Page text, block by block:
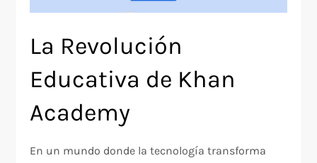
La Revolución
Educativa de Khan
Academy
En un mundo donde la tecnología transforma